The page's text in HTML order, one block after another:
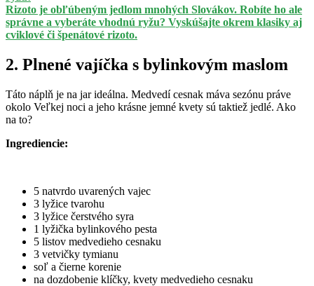
Rizoto je obľúbeným jedlom mnohých Slovákov. Robíte ho ale
správne a vyberáte vhodnú ryžu? Vyskúšajte okrem klasiky aj
cviklové či špenátové rizoto.
2. Plnené vajíčka s bylinkovým maslom
Táto náplň je na jar ideálna. Medvedí cesnak máva sezónu práve
okolo Veľkej noci a jeho krásne jemné kvety sú taktiež jedlé. Ako
na to?
Ingrediencie:
5 natvrdo uvarených vajec
3 lyžice tvarohu
3 lyžice čerstvého syra
1 lyžička bylinkového pesta
5 listov medvedieho cesnaku
3 vetvičky tymianu
soľ a čierne korenie
na dozdobenie klíčky, kvety medvedieho cesnaku